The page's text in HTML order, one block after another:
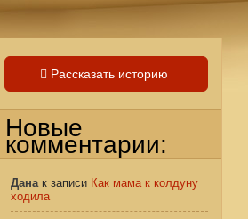
Рассказать историю
Новые
комментарии:
Данак записи Как мама к колдуну
ходила